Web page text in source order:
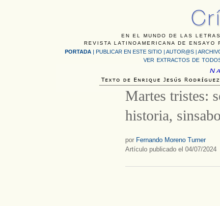
EN EL MUNDO DE LAS
REVISTA LATINOAMERICANA DE
PORTADA | PUBLICAR EN ESTE SITIO | AUTOR@S |
VER EXTRACTOS DE
Martes tristes:
historia,
por Fernando Moreno Turner
Artículo publicado el 04/07/2024